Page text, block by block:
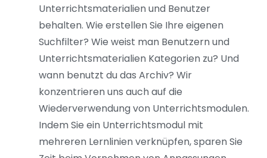
Unterrichtsmaterialien und Benutzer
behalten. Wie erstellen Sie Ihre eigenen
Suchfilter? Wie weist man Benutzern und
Unterrichtsmaterialien Kategorien zu? Und
wann benutzt du das Archiv? Wir
konzentrieren uns auch auf die
Wiederverwendung von Unterrichtsmodulen.
Indem Sie ein Unterrichtsmodul mit
mehreren Lernlinien verknüpfen, sparen Sie